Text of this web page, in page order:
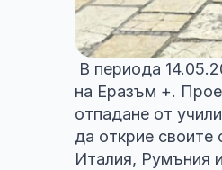
В периода
на Еразъм +.
отпадане от
да открие своите
Италия, Румъния